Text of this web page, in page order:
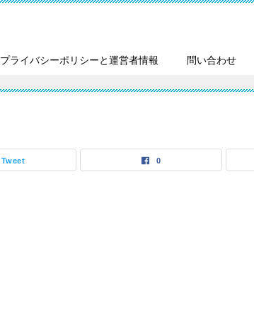
プライバシーポリシーと運営者情報 問い合わせ
Tweet 0